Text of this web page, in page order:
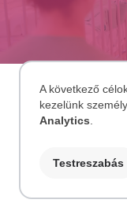
A következő
kezelünk
Analytics
Testreszabás